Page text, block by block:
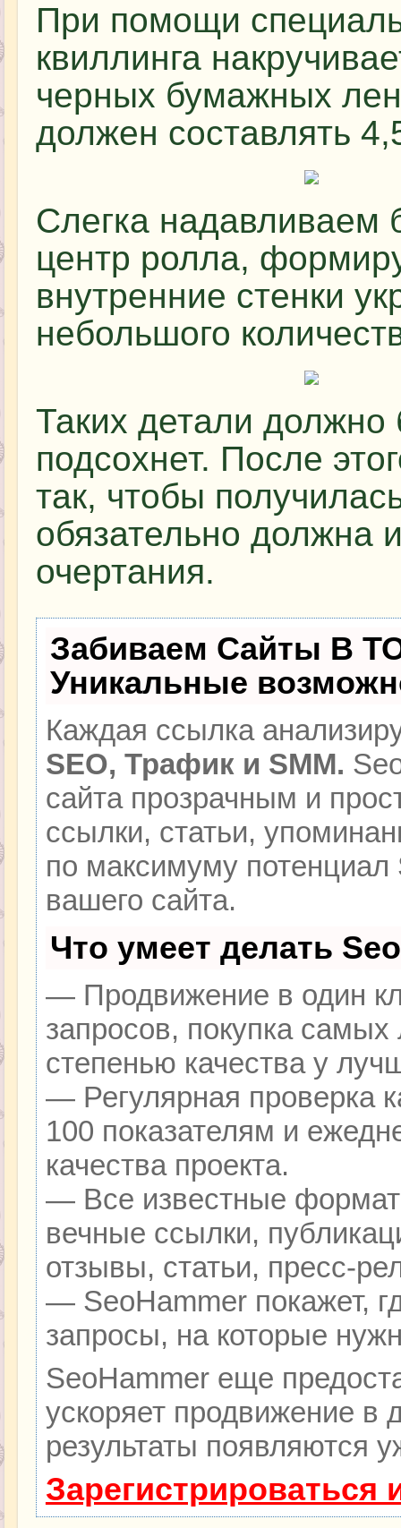
При помощи
квиллинга
черных бумажных
должен составлять
Слегка
центр ролла,
внутренние стенки
небольшого
Таких детали
подсохнет. После
так, чтобы
обязательно должна
очертания.
Забиваем Сайты В
Уникальные
Каждая ссылка
SEO, Трафик и SMM.
сайта прозрачным и
ссылки, статьи,
по максимуму
вашего сайта.
Что умеет делать
— Продвижение в один
запросов, покупка
степенью качества у
— Регулярная проверка
100 показателям и
качества проекта.
— Все известные
вечные ссылки,
отзывы, статьи, пресс-
— SeoHammer покажет,
запросы, на которые
SeoHammer еще
ускоряет продвижение в
результаты появляются